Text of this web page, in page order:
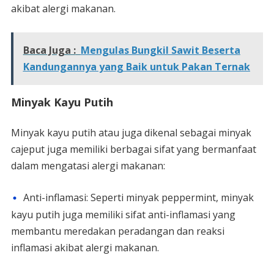
akibat alergi makanan.
Baca Juga : Mengulas Bungkil Sawit Beserta
Kandungannya yang Baik untuk Pakan Ternak
Minyak Kayu Putih
Minyak kayu putih atau juga dikenal sebagai minyak
cajeput juga memiliki berbagai sifat yang bermanfaat
dalam mengatasi alergi makanan:
Anti-inflamasi: Seperti minyak peppermint, minyak
kayu putih juga memiliki sifat anti-inflamasi yang
membantu meredakan peradangan dan reaksi
inflamasi akibat alergi makanan.